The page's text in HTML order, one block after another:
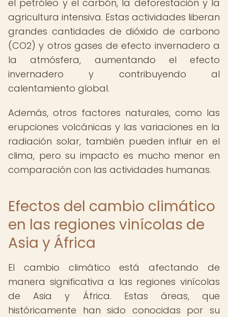
el petróleo y el carbón, la deforestación y la
agricultura intensiva. Estas actividades liberan
grandes cantidades de dióxido de carbono
(CO2) y otros gases de efecto invernadero a
la atmósfera, aumentando el efecto
invernadero y contribuyendo al
calentamiento global.
Además, otros factores naturales, como las
erupciones volcánicas y las variaciones en la
radiación solar, también pueden influir en el
clima, pero su impacto es mucho menor en
comparación con las actividades humanas.
Efectos del cambio climático
en las regiones vinícolas de
Asia y África
El cambio climático está afectando de
manera significativa a las regiones vinícolas
de Asia y África. Estas áreas, que
históricamente han sido conocidas por su